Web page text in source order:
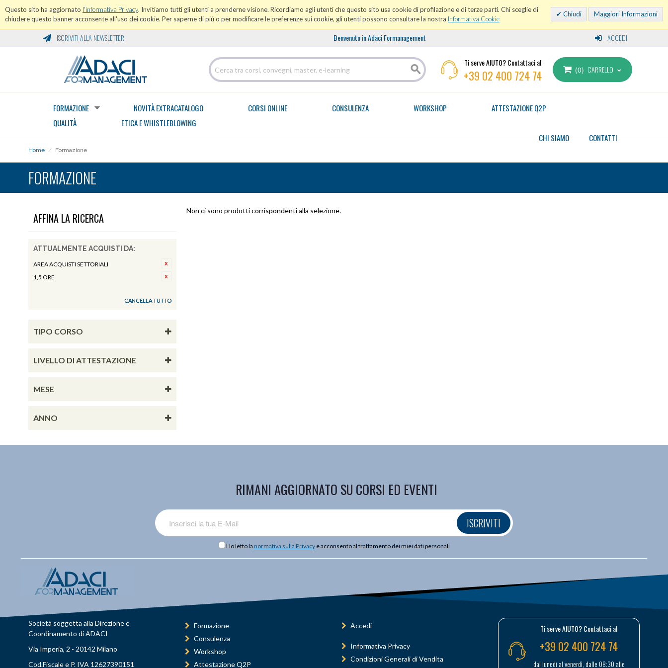
Questo sito ha aggiornato l'informativa Privacy. Invitiamo tutti gli utenti a prenderne visione. Ricordiamo agli utenti che questo sito usa cookie di profilazione e di terze parti. Chi sceglie di
chiudere questo banner acconsente all'uso dei cookie. Per saperne di più o per modificare le preferenze sui cookie, gli utenti possono consultare la nostra Informativa Cookie
Chiudi Maggiori Informazioni
ISCRIVITI ALLA NEWSLETTER Benvenuto in Adaci Formanagement ACCEDI
Ti serve AIUTO? Contattaci al
+39 02 400 724 74 0 CARRELLO
FORMAZIONE NOVITÀ EXTRACATALOGO CORSI ONLINE CONSULENZA WORKSHOP
ATTESTAZIONE Q2P
QUALITÀ
ETICA E WHISTLEBLOWING
CONTATTI
CHI SIAMO
Home / Formazione
FORMAZIONE
AFFINA LA RICERCA
ATTUALMENTE ACQUISTI DA:
AREA ACQUISTI SETTORIALI
1,5 ORE
CANCELLA TUTTO
TIPO CORSO
LIVELLO DI ATTESTAZIONE
MESE
ANNO
Non ci sono prodotti corrispondenti alla selezione.
RIMANI AGGIORNATO SU CORSI ED EVENTI
ISCRIVITI
Ho letto la normativa sulla Privacye acconsento al trattamento dei miei dati personali
Società soggetta alla Direzione e
Coordinamento di ADACI
Via Imperia, 2 - 20142 Milano
Cod.Fiscale e P. IVA 12627390151
Formazione
Consulenza
Workshop
Attestazione Q2P
Accedi
Informativa Privacy
Condizioni Generali di Vendita
Ti serve AIUTO? Contattaci al
+39 02 400 724 74
dal lunedì al venerdì, dalle 08:30 alle